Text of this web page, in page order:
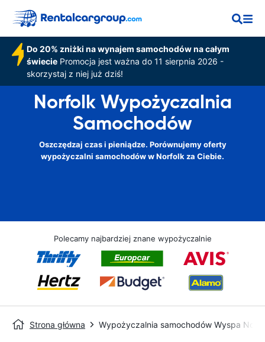
Do 20% zniżki na wynajem samochodów na całym
świeciePromocja jest ważna do 11 sierpnia 2026 -
skorzystaj z niej już dziś!
Norfolk Wypożyczalnia
Samochodów
Oszczędzaj czas i pieniądze. Porównujemy oferty
wypożyczalni samochodów w Norfolk za Ciebie.
Polecamy najbardziej znane wypożyczalnie
Strona główna Wypożyczalnia samochodów Wyspa